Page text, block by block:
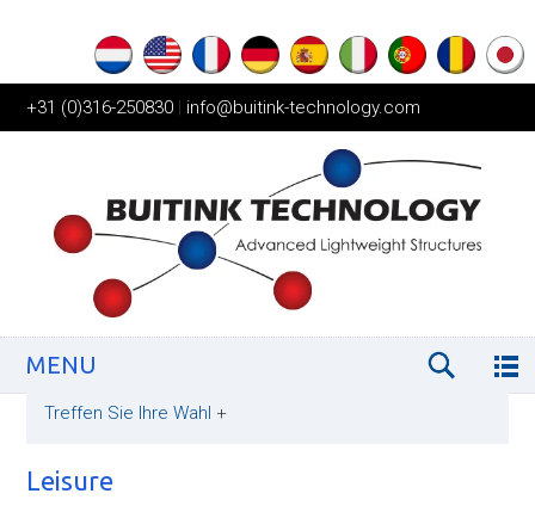
+31 (0)316-250830 | info@buitink-technology.com
MENU
Treffen Sie Ihre Wahl +
Leisure